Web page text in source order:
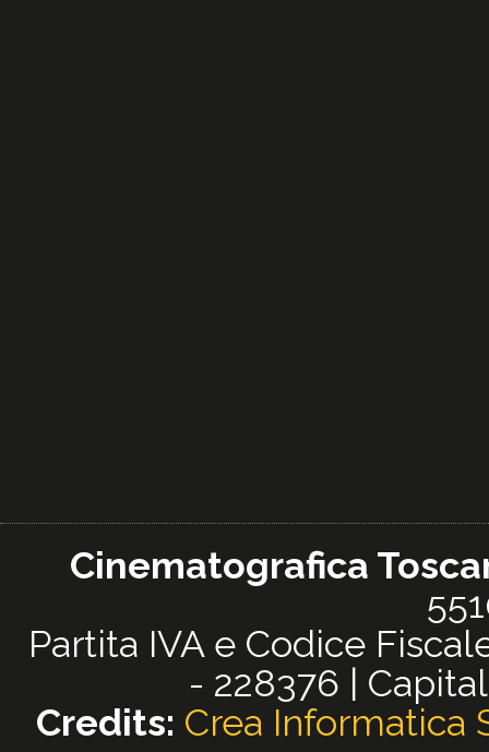
Cinematografica
Partita IVA e Codice
- 228376 |
Credits: Crea Informatica